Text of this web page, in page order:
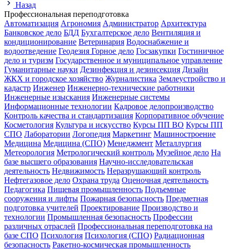
Назад
Профессиональная переподготовка
Автоматизация Агрономия Администратор Архитектура
Банковское дело БДД Бухгалтерское дело Вентиляция и
кондиционирование Ветеринария Водоснабжение и
водоотведение Геодезия Горное дело Госзакупки Гостиничное
дело и туризм Государственное и муниципальное управление
Гуманитарные науки Дезинфекция и дезинсекция Дизайн
ЖКХ и городское хозяйство Журналистика Землеустройство и
кадастр Инженер Инженерно-технические работники
Инженерные изыскания Инженерные системы
Информационные технологии Кадровое делопроизводство
Контроль качества и стандартизация Корпоративное обучение
Косметология Культура и искусство Курсы ПП ВО Курсы ПП
СПО Лаборатории Логопедия Маркетинг Машиностроение
Медицина Медицина (СПО) Менеджмент Металлургия
Метеорология Метрологический контроль Музейное дело На
базе высшего образования Научно-исследовательская
деятельность Недвижимость Неразрушающий контроль
Нефтегазовое дело Охрана труда Оценочная деятельность
Педагогика Пищевая промышленность Подъемные
сооружения и лифты Пожарная безопасность Предметная
подготовка учителей Проектирование Производство и
технологии Промышленная безопасность Профессии
различных отраслей Профессиональная переподготовка на
базе СПО Психология Психология (СПО) Радиационная
безопасность Ракетно-космическая промышленность